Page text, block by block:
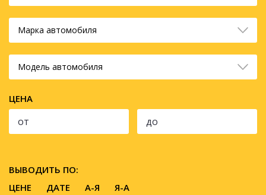
Марка автомобиля
Модель автомобиля
ЦЕНА
ВЫВОДИТЬ ПО:
ЦЕНЕ
ДАТЕ A-Я Я-А